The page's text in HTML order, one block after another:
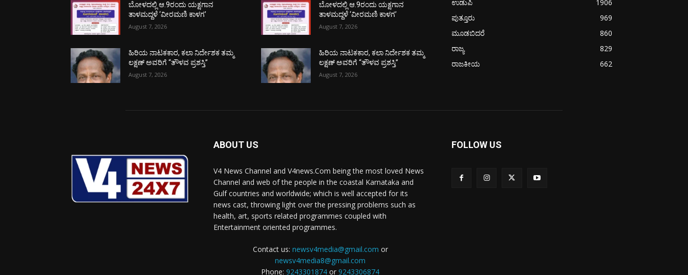
ಬೋಳದಲ್ಲಿ ಆ.9ರಂದು ಯಕ್ಷಗಾನ
ತಾಳಮದ್ದಳೆ ‘ವೀರಮಣಿ ಕಾಳಗ’
August 7, 2026
ಹಿರಿಯ ನಾಟಕಕಾರ, ಕಲಾ ನಿರ್ದೇಶಕ ತಮ್ಮ
ಲಕ್ಷಣ್ ಅವರಿಗೆ “ತೌಳವ ಪ್ರಶಸ್ತಿ”
August 7, 2026
ಬೋಳದಲ್ಲಿ ಆ.9ರಂದು ಯಕ್ಷಗಾನ
ತಾಳಮದ್ದಳೆ ‘ವೀರಮಣಿ ಕಾಳಗ’
August 7, 2026
ಹಿರಿಯ ನಾಟಕಕಾರ, ಕಲಾ ನಿರ್ದೇಶಕ ತಮ್ಮ
ಲಕ್ಷಣ್ ಅವರಿಗೆ “ತೌಳವ ಪ್ರಶಸ್ತಿ”
August 7, 2026
ಉಡುಪಿ
1906
ಪುತ್ತೂರು
969
ಮೂಡಬಿದರೆ
860
ರಾಜ್ಯ
829
ರಾಜಕೀಯ
662
ABOUT US
V4 News Channel and V4news.Com being the most loved News
Channel and web of the people in the coastal Karnataka and
Gulf countries and worldwide; which is well accepted for its
news cast, throwing light over the pressing problems such as
health, art, sports related programmes coupled with
Entertainment oriented programmes.
Contact us: newsv4media@gmail.com or
newsv4media8@gmail.com
Phone: 9243301874 or 9243306874
FOLLOW US